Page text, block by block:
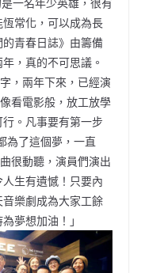
常化，可以成為長
青春日誌》由籌備
，真的不可思議。
，兩年下來，已經演
看電影般，放工放學
。凡事要有第一步
為了這個夢，一直
很動聽，演員們演出
生有遺憾！只要內
樂劇成為大家工餘
夢想加油！」